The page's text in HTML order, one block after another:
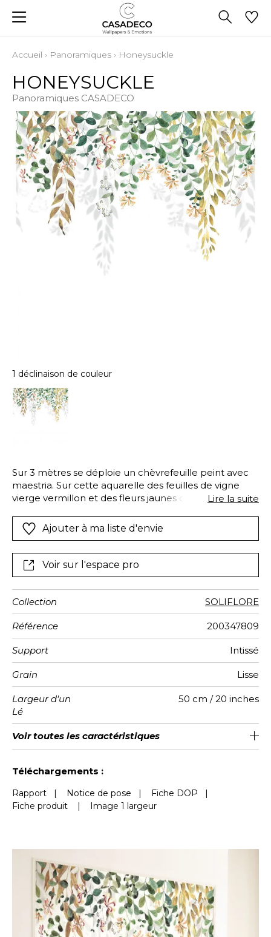
Accueil › Panoramiques › Honeysuckle
HONEYSUCKLE
Panoramiques CASADECO
1 déclinaison de couleur
Sur 3 mètres se déploie un chèvrefeuille peint avec
maestria. Sur cette aquarelle des feuilles de vigne
vierge vermillon et des fleurs jaunes odorantes
belle des manières. Astucieux des jeux d ombre
offrent au tout une profondeur inégalée.
Lire la suite
Ajouter à ma liste d'envie
Voir sur l'espace pro
Collection SOLIFLORE
Référence 200347809
Support Intissé
Grain Lisse
Largeur d'un
Lé
50 cm / 20 inches
Hauteur 310 cm / 122 inches
Largeur
Totale
300 cm / 118 inches
Raccord Raccord droit
Nombre de
lés
6
Poids g/m² 147
Entretien Lavable
Pose colle Encollage du mur
Dépose Arrachage à sec
Norme COV A+
ASTME84 Class A
Norme
euroclass
B s1 d0
Voir toutes les caractéristiques
Téléchargements :
Rapport | Notice de pose | Fiche DOP |
Fiche produit
| Image 1 largeur